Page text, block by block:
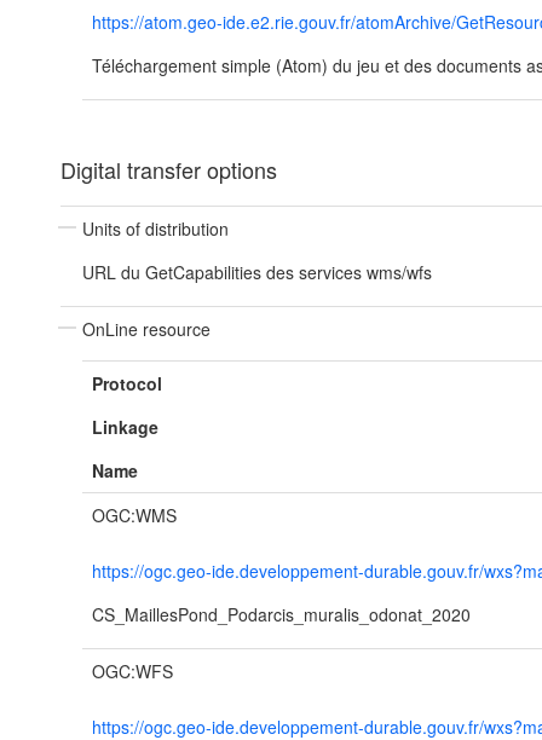
https://atom.geo-ide.e2.rie.gouv.fr/atomArchive/
Téléchargement simple (Atom) du jeu et des documents
Digital transfer options
Units of distribution
URL du GetCapabilities des services wms/wfs
OnLine resource
Protocol
Linkage
Name
OGC:WMS
https://ogc.geo-ide.developpement-durable.gouv.fr/
CS_MaillesPond_Podarcis_muralis_odonat_2020
OGC:WFS
https://ogc.geo-ide.developpement-durable.gouv.fr/